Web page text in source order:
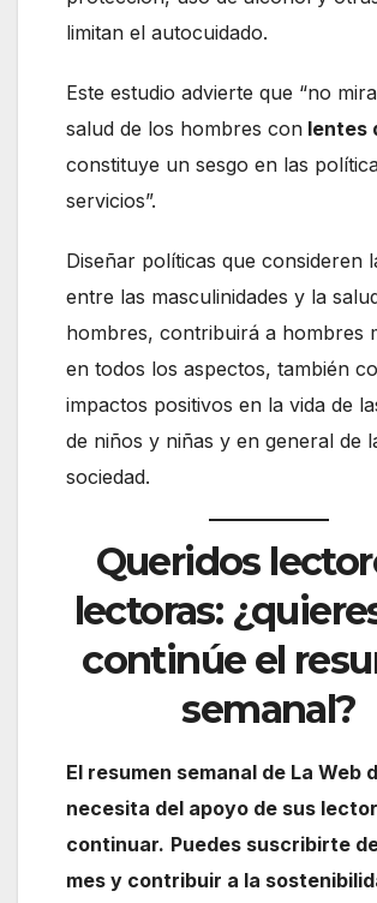
limitan el autocuidado.
Este estudio advierte que “no
salud de los hombres con lentes
constituye un sesgo en las
servicios”.
Diseñar políticas que consideren
entre las masculinidades y la
hombres, contribuirá a hombres
en todos los aspectos, también
impactos positivos en la vida de
de niños y niñas y en general de
sociedad.
Queridos
lectoras:
continúe el
semanal?
El resumen semanal de La Web
necesita del apoyo de sus
continuar. Puedes suscribirte
mes y contribuir a la